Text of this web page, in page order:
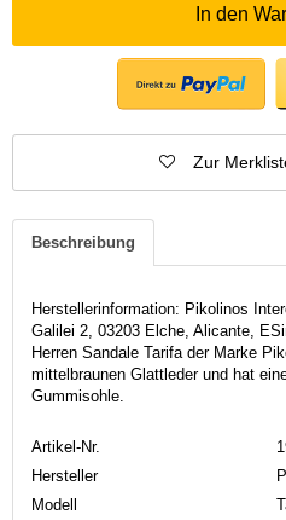
In den
Zur
Beschreibung
Herstellerinformation: Pikolinos
Galilei 2, 03203 Elche, Alicante,
Herren Sandale Tarifa der Marke
mittelbraunen Glattleder und hat
Gummisohle.
Artikel-Nr.
Hersteller
Modell